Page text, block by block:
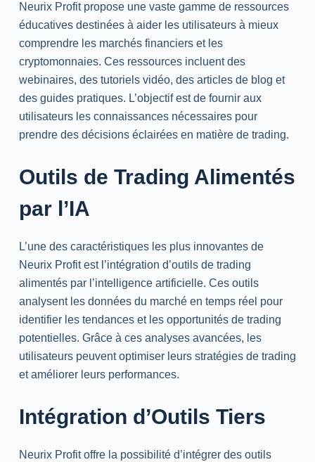
Neurix Profit propose une vaste gamme de ressources
éducatives destinées à aider les utilisateurs à mieux
comprendre les marchés financiers et les
cryptomonnaies. Ces ressources incluent des
webinaires, des tutoriels vidéo, des articles de blog et
des guides pratiques. L’objectif est de fournir aux
utilisateurs les connaissances nécessaires pour
prendre des décisions éclairées en matière de trading.
Outils de Trading Alimentés
par l’IA
L’une des caractéristiques les plus innovantes de
Neurix Profit est l’intégration d’outils de trading
alimentés par l’intelligence artificielle. Ces outils
analysent les données du marché en temps réel pour
identifier les tendances et les opportunités de trading
potentielles. Grâce à ces analyses avancées, les
utilisateurs peuvent optimiser leurs stratégies de trading
et améliorer leurs performances.
Intégration d’Outils Tiers
Neurix Profit offre la possibilité d’intégrer des outils